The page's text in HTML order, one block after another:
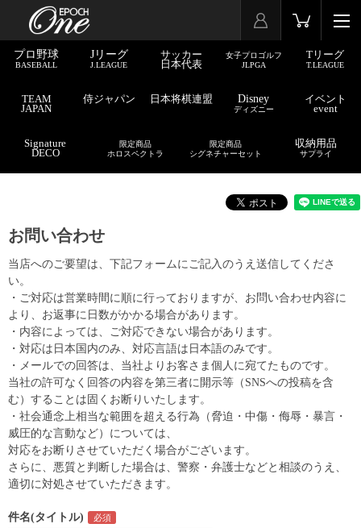
プロ野球
BASEBALL
Jリーグ
J.LEAGUE
サッカー
日本代表
女子プロゴルフ
JLPGA
Tリーグ
T.LEAGUE
TEAM
JAPAN
侍ジャパン 日本将棋連盟 Disney
ディズニー
イベント
event
Signature
DECO
限定商品
ホロスペクトラ
限定商品
シグネチャーセット
収納用品
サプライ
お問い合わせ
当店へのご要望は、下記フォームにご記入のうえ送信してくださ
い。
・ご対応は営業時間に順に行っておりますが、お問い合わせ内容に
より、お返事に日数がかかる場合があります。
・内容によっては、ご対応できない場合があります。
・対応は日本国内のみ、対応言語は日本語のみです。
・メールでの回答は、当社よりお客さま個人に宛てたものです。
当社の許可なく回答の内容を第三者に開示等（SNSへの投稿を含
む）することは固くお断りいたします。
・社会通念上相当な範囲を超える行為（脅迫・中傷・侮辱・暴言・
威圧的な言動など）については、
対応をお断りさせていただく場合がございます。
さらに、悪質と判断した場合は、警察・弁護士などと相談のうえ、
適切に対処させていただきます。
件名(タイトル)